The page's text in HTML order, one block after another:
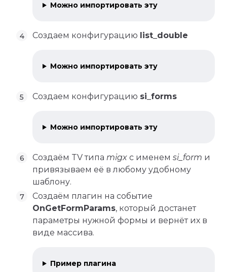
Можно импортировать эту
Создаем конфигурацию list_double
Можно импортировать эту
Создаем конфигурацию si_forms
Можно импортировать эту
Создаём TV типа migx с именем si_form и
привязываем её в любому удобному
шаблону.
Создаём плагин на событие
OnGetFormParams, который достанет
параметры нужной формы и вернёт их в
виде массива.
Пример плагина